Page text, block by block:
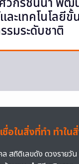
ละเทคโนโลยี
รมระดับชาติ
อในสิ่งที่ทำ ทำใน
สถิติเลขดัง ดวงรายวั